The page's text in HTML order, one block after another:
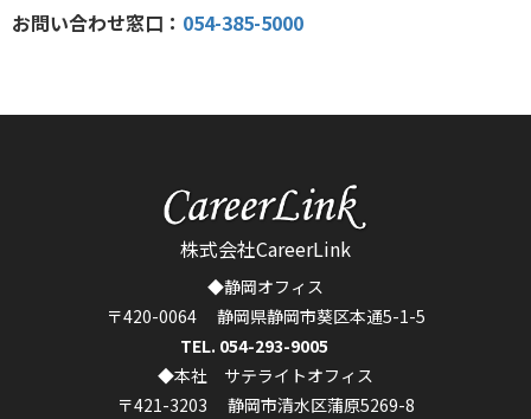
お問い合わせ窓口： 054-385-5000
株式会社CareerLink
◆静岡オフィス
〒420-0064 静岡県静岡市葵区本通5-1-5
TEL. 054-293-9005
◆本社 サテライトオフィス
〒421-3203 静岡市清水区蒲原5269-8